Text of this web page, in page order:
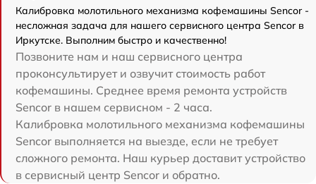
Калибровка молотильного механизма кофемашины Sencor -
несложная задача для нашего сервисного центра Sencor в
Иркутске. Выполним быстро и качественно!
Позвоните нам и наш сервисного центра
проконсультирует и озвучит стоимость работ
кофемашины. Среднее время ремонта устройств
Sencor в нашем сервисном - 2 часа.
Калибровка молотильного механизма кофемашины
Sencor выполняется на выезде, если не требует
сложного ремонта. Наш курьер доставит устройство
в сервисный центр Sencor и обратно.